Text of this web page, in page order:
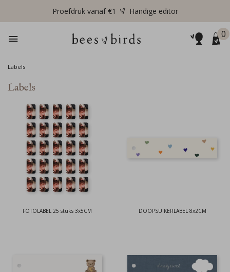
Proefdruk vanaf €1 Handige editor
0
Labels
Labels
FOTOLABEL 25 stuks 3x5CM DOOPSUIKERLABEL 8x2CM